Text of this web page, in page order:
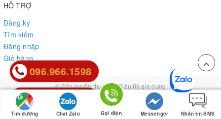
HỖ TRỢ
Đăng ký
Tìm kiếm
Đăng nhập
Giỏ hàng
© Bản quyền thuộc vềSiêu thị gia dụng
Cung cấp bởiSapo
096.966.1598
0912.85.85.26
Tìm đường Chat Zalo Gọi điện Messenger Nhắn tin SMS
096.966.1598
0912.85.85.26